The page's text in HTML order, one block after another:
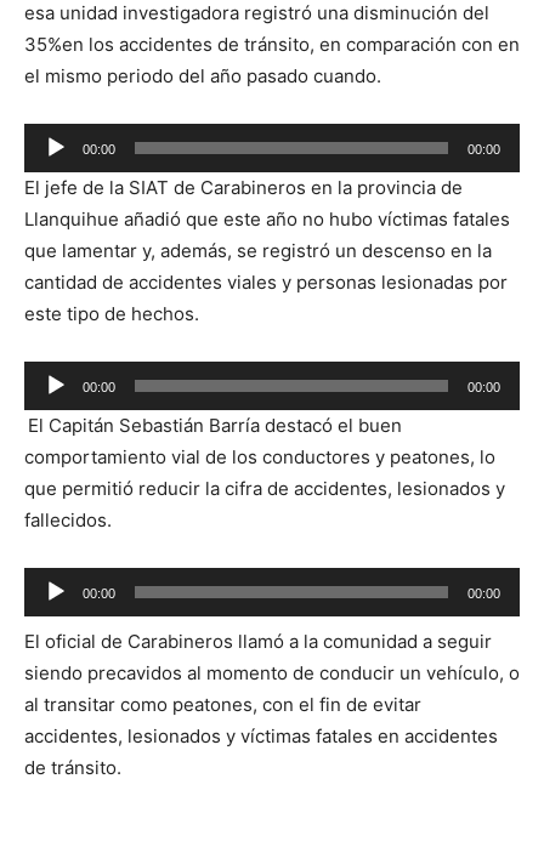
esa unidad investigadora registró una disminución del
35%en los accidentes de tránsito, en comparación con en
el mismo periodo del año pasado cuando.
Reproductor
de
audio
00:00 00:00
El jefe de la SIAT de Carabineros en la provincia de
Llanquihue añadió que este año no hubo víctimas fatales
que lamentar y, además, se registró un descenso en la
cantidad de accidentes viales y personas lesionadas por
este tipo de hechos.
Reproductor
de
audio
00:00 00:00
El Capitán Sebastián Barría destacó el buen
comportamiento vial de los conductores y peatones, lo
que permitió reducir la cifra de accidentes, lesionados y
fallecidos.
Reproductor
de
audio
00:00 00:00
El oficial de Carabineros llamó a la comunidad a seguir
siendo precavidos al momento de conducir un vehículo, o
al transitar como peatones, con el fin de evitar
accidentes, lesionados y víctimas fatales en accidentes
de tránsito.